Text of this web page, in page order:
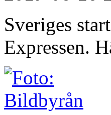
Sveriges
Expressen.